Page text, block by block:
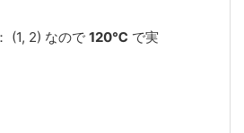
(1, 2) なので 120℃ で実